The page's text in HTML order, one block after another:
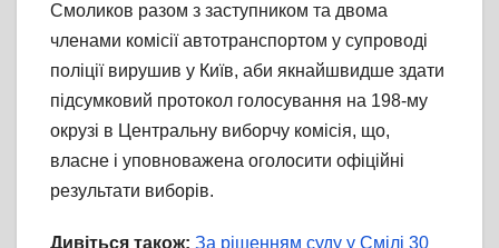
Смоликов разом з заступником та двома
членами комісії автотранспортом у супроводі
поліції вирушив у Київ, аби якнайшвидше здати
підсумковий протокол голосування на 198-му
окрузі в Центральну виборчу комісія, що,
власне і уповноважена оголосити офіційні
результати виборів.
Дивіться також: За рішенням суду у Смілі 30